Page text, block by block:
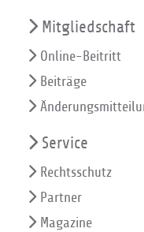
Mitgliedschaft
Online-Beitritt
Beiträge
Service
Rechtsschutz
Partner
Magazine